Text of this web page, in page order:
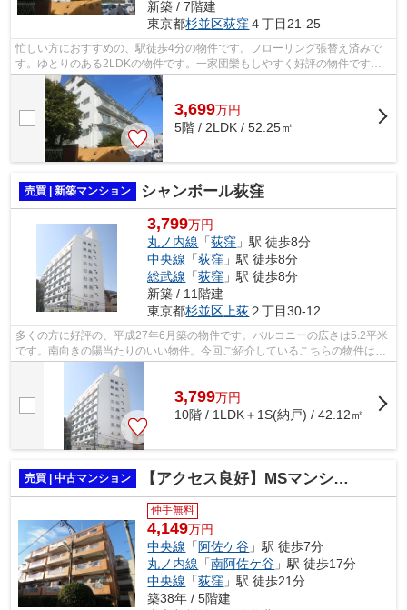
新築 / 7階建
東京都杉並区荻窪４丁目21-25
忙しい方におすすめの、駅徒歩4分の物件です。フローリング張替え済みで
す。ゆとりのある2LDKの物件です。一家団欒もしやすく好評の物件です。2
駅利用できる場所にあるので利便性が高...
3,699万円
5階 / 2LDK / 52.25㎡
売買 | 新築マンション シャンボール荻窪
3,799万円
丸ノ内線 「荻窪 」駅 徒歩8分
中央線 「荻窪 」駅 徒歩8分
総武線 「荻窪 」駅 徒歩8分
新築 / 11階建
東京都杉並区上荻２丁目30-12
多くの方に好評の、平成27年6月築の物件です。バルコニーの広さは5.2平米
です。南向きの陽当たりのいい物件。今回ご紹介しているこちらの物件は南
向きです。杉並区エリアの住まい探し...
3,799万円
10階 / 1LDK＋1S(納戸) / 42.12㎡
売買 | 中古マンション 【アクセス良好】MSマンション阿佐ヶ谷
仲手無料
4,149万円
中央線 「 阿佐ケ谷 」駅 徒歩7分
丸ノ内線 「南阿佐ケ谷 」駅 徒歩17分
中央線 「荻窪 」駅 徒歩21分
築38年 / 5階建